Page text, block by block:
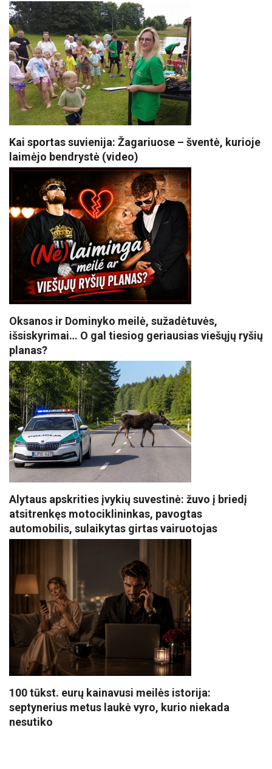
Kai sportas suvienija: Žagariuose – šventė, kurioje
laimėjo bendrystė (video)
Oksanos ir Dominyko meilė, sužadėtuvės,
išsiskyrimai… O gal tiesiog geriausias viešųjų ryšių
planas?
Alytaus apskrities įvykių suvestinė: žuvo į briedį
atsitrenkęs motociklininkas, pavogtas
automobilis, sulaikytas girtas vairuotojas
100 tūkst. eurų kainavusi meilės istorija:
septynerius metus laukė vyro, kurio niekada
nesutiko